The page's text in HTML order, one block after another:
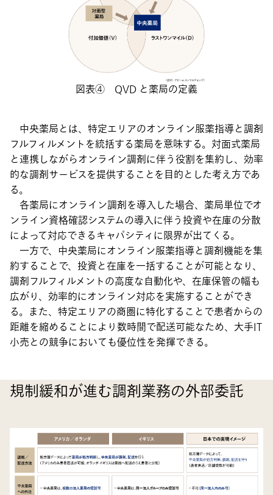
図表④ QVD と薬局の定義
中央薬局とは、特定エリアのオンライン服薬指導と調剤
フルフィルメントを統括する薬局を意味する。対面式薬局
と連携しながらオンライン調剤に伴う役割を集約し、効率
的な調剤サービスを提供することを目的とした考え方であ
る。
各薬局にオンライン調剤を導入した場合、薬局単位でオ
ンライン資格確認システムの導入に伴う投資や在庫の分散
によって対応できるキャパシティに限界が出てくる。
一方で、中央薬局にオンライン服薬指導と調剤機能を集
約することで、投資と在庫を一括することが可能となり、
調剤フルフィルメントの高度な自動化や、在庫保管の幅も
広がり、効率的にオンライン対応を実施することができ
る。また、特定エリアの商圏に特化することで患者からの
距離を縮めることにより数時間で配送可能なため、大手IT
小売との競争においても優位性を発揮できる。
規制緩和が進む調剤業務の外部委託